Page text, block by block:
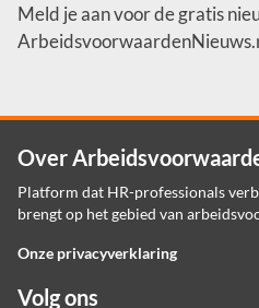
Meld je aan voor de gratis
Over
Platform dat HR-professionals
brengt op het gebied van
Onze privacyverklaring
Volg ons